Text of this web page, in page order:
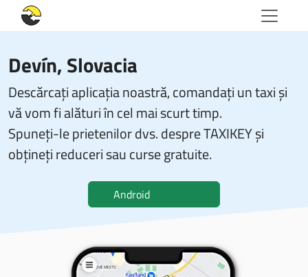
Devín, Slovacia
Descărcați aplicația noastră, comandați un taxi și
vă vom fi alături în cel mai scurt timp.
Spuneți-le prietenilor dvs. despre TAXIKEY și
obțineți reduceri sau curse gratuite.
Android